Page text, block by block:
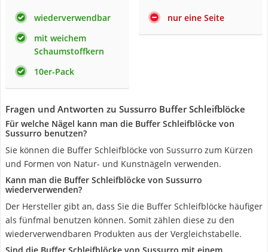
wiederverwendbar
mit weichem
Schaumstoffkern
10er-Pack
nur eine Seite
Fragen und Antworten zu Sussurro Buffer Schleifblöcke
Für welche Nägel kann man die Buffer Schleifblöcke von
Sussurro benutzen?
Sie können die Buffer Schleifblöcke von Sussurro zum Kürzen
und Formen von Natur- und Kunstnägeln verwenden.
Kann man die Buffer Schleifblöcke von Sussurro
wiederverwenden?
Der Hersteller gibt an, dass Sie die Buffer Schleifblöcke häufiger
als fünfmal benutzen können. Somit zählen diese zu den
wiederverwendbaren Produkten aus der Vergleichstabelle.